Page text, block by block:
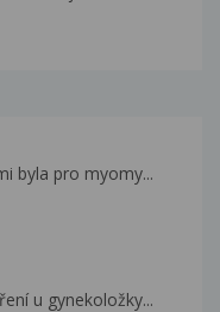
byla pro myomy...
u gynekoložky...